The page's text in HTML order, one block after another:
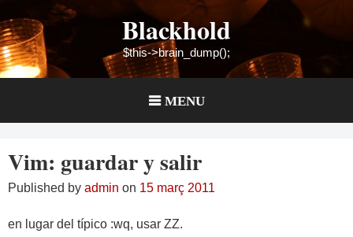
to
content
Blackhold
$this->brain_dump();
MENU
Vim: guardar y salir
Published by admin on 15 març 2011
en lugar del típico :wq, usar ZZ.